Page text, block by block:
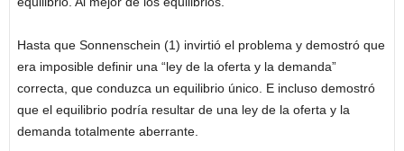
Hasta que Sonnenschein (1) invirtió el problema y demostró que
era imposible definir una “ley de la oferta y la demanda”
correcta, que conduzca un equilibrio único. E incluso demostró
que el equilibrio podría resultar de una ley de la oferta y la
demanda totalmente aberrante.